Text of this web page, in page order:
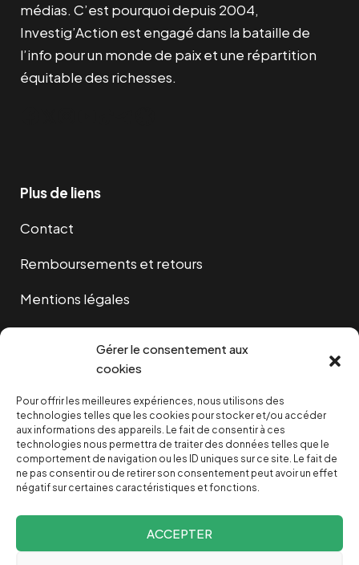
Gérer le consentement aux
cookies
Pour offrir les meilleures expériences, nous utilisons des
technologies telles que les cookies pour stocker et/ou accéder
aux informations des appareils. Le fait de consentir à ces
technologies nous permettra de traiter des données telles que le
comportement de navigation ou les ID uniques sur ce site. Le fait de
ne pas consentir ou de retirer son consentement peut avoir un effet
négatif sur certaines caractéristiques et fonctions.
ACCEPTER
médias. C’est pourquoi depuis 2004,
Investig’Action est engagé dans la bataille de
l’info pour un monde de paix et une répartition
équitable des richesses.
Plus de liens
Contact
Remboursements et retours
Mentions légales
NOUS SOUTENIR
NOTRE NEWSLETTER